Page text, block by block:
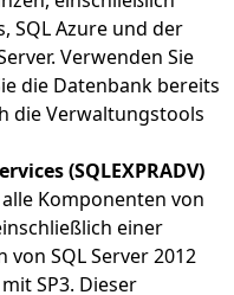
SQL Azure und der
Verwenden Sie
die Datenbank bereits
die Verwaltungstools
(SQLEXPRADV)
Komponenten von
einer
SQL Server 2012
SP3. Dieser